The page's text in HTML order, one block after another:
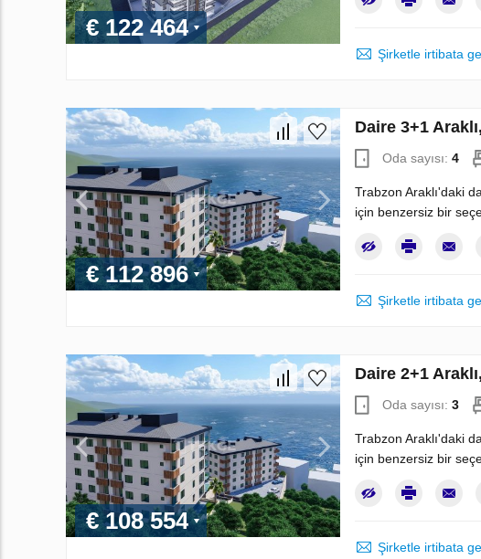
€ 122 464
Şirketle irtibata
€ 112 896
Daire 3+1
Oda sayısı: 4
Trabzon Araklı'daki
için benzersiz bir
Şirketle irtibata
€ 108 554
Daire 2+1
Oda sayısı: 3
Trabzon Araklı'daki
için benzersiz bir
Şirketle irtibata